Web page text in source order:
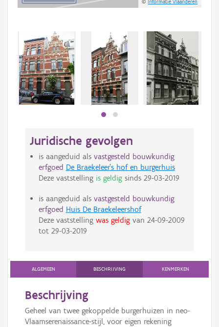
©Informatie Vlaanderen
Juridische gevolgen
is aangeduid als vastgesteld bouwkundig
erfgoed De Braekeleer's hof en burgerhuis
Deze vaststelling is geldigsinds 29-03-2019
is aangeduid als vastgesteld bouwkundig
erfgoed Huis De Braekeleershof
Deze vaststelling was geldigvan 24-09-2009
tot 29-03-2019
ALGEMEEN BESCHRIJVING KENMERKEN
Beschrijving
Geheel van twee gekoppelde burgerhuizen in neo-
Vlaamserenaissance-stijl, voor eigen rekening